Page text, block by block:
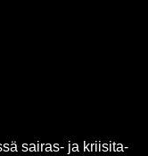
sairas-​ ja krii­si­ta­